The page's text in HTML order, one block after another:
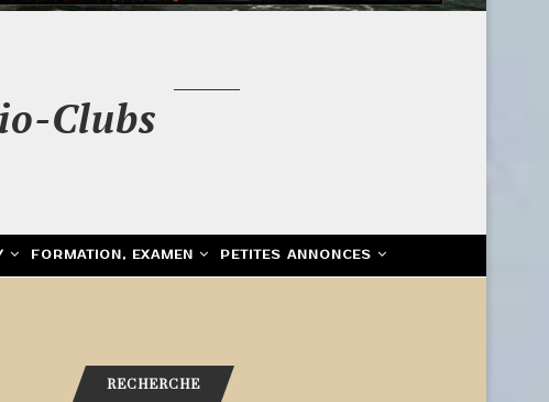
Clubs
FORMATION, EXAMEN PETITES ANNONCES
RECHERCHE